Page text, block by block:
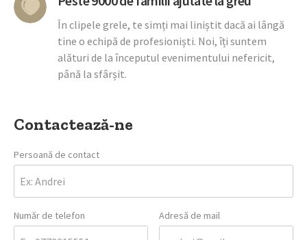
În clipele grele, te simți mai liniștit dacă ai lângă
tine o echipă de profesioniști. Noi, îți suntem
alături de la începutul evenimentului nefericit,
până la sfârșit.
Contactează-ne
Persoană de contact
Număr de telefon Adresă de mail